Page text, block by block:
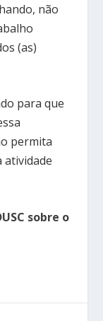
não
(as)
para que
permita
atividade
sobre o